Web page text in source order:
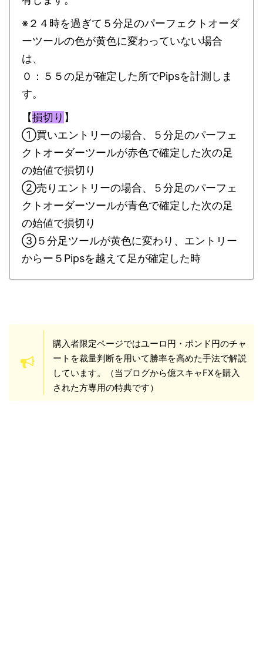
※２４時を過ぎて５分足のパーフェクトオーダ
ーツールの色が黄色に変わっていない場合
は、
０：５５の足が確定した所でPipsを計測しま
す。
【損切り 】
①買いエントリーの場合、５分足のパーフェ
クトオーダーツールが赤色で確定した次の足
の始値で損切り
②売りエントリーの場合、５分足のパーフェ
クトオーダーツールが青色で確定した次の足
の始値で損切り
③５分足ツールが黄色に変わり、エントリー
からー５Pipsを越えて足が確定した時
購入者限定ページではユーロ円・ポンド円のチャ
ートを裁量判断を用いて勝率を高めた手法で解説
しています。（当ブログから億スキャFXを購入
された方専用の特典です）